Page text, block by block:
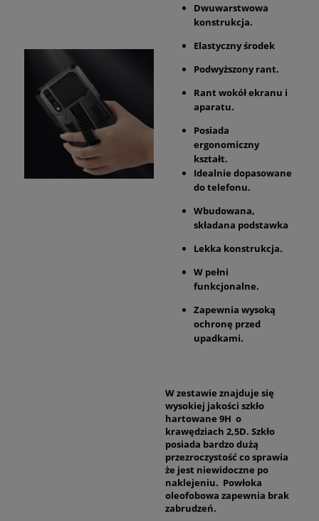
Dwuwarstwowa
konstrukcja.
Elastyczny środek
Podwyższony rant.
Rant wokół ekranu i
aparatu.
Posiada
ergonomiczny
kształt.
Idealnie dopasowane
do telefonu.
Wbudowana,
składana podstawka
Lekka konstrukcja.
W pełni
funkcjonalne.
Zapewnia wysoką
ochronę przed
upadkami.
W zestawie znajduje się
wysokiej jakości szkło
hartowane 9H o
krawędziach 2,5D. Szkło
posiada bardzo dużą
przezroczystość co sprawia
że jest niewidoczne po
naklejeniu. Powłoka
oleofobowa zapewnia brak
zabrudzeń.